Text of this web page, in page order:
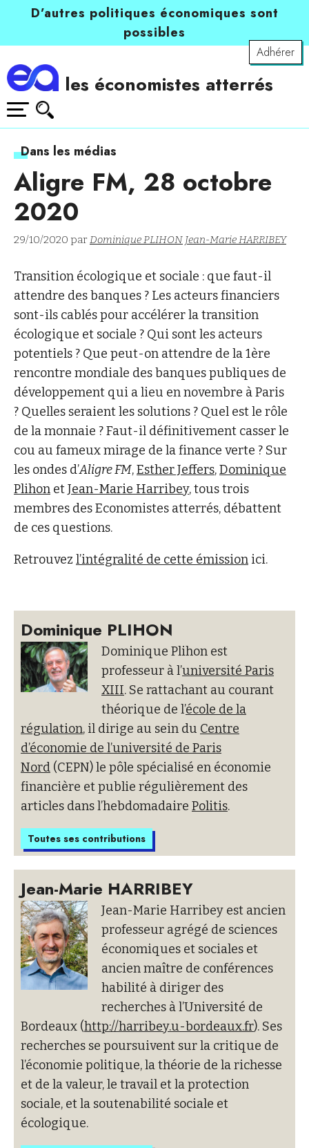
D’autres politiques économiques sont
possibles
Adhérer
les économistes atterrés
Dans les médias
Aligre FM, 28 octobre
2020
29/10/2020 parDominique PLIHON Jean-Marie HARRIBEY
Transition écologique et sociale : que faut-il
attendre des banques ? Les acteurs financiers
sont-ils cablés pour accélérer la transition
écologique et sociale ? Qui sont les acteurs
potentiels ? Que peut-on attendre de la 1ère
rencontre mondiale des banques publiques de
développement qui a lieu en novembre à Paris
? Quelles seraient les solutions ? Quel est le rôle
de la monnaie ? Faut-il définitivement casser le
cou au fameux mirage de la finance verte ? Sur
les ondes d’Aligre FM,Esther Jeffers,Dominique
Plihon etJean-Marie Harribey, tous trois
membres des Economistes atterrés, débattent
de ces questions.
Retrouvez l’intégralité de cette émission ici.
Dominique PLIHON
Dominique Plihon est
professeur à l’université Paris
XIII. Se rattachant au courant
théorique de l’école de la
régulation, il dirige au sein du Centre
d’économie de l’université de Paris
Nord (CEPN) le pôle spécialisé en économie
financière et publie régulièrement des
articles dans l’hebdomadaire Politis.
Toutes ses contributions
Jean-Marie HARRIBEY
Jean-Marie Harribey est ancien
professeur agrégé de sciences
économiques et sociales et
ancien maître de conférences
habilité à diriger des
recherches à l’Université de
Bordeaux (http://harribey.u-bordeaux.fr). Ses
recherches se poursuivent sur la critique de
l’économie politique, la théorie de la richesse
et de la valeur, le travail et la protection
sociale, et la soutenabilité sociale et
écologique.